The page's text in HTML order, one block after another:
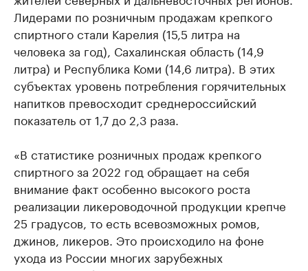
Лидерами по розничным продажам крепкого
спиртного стали Карелия (15,5 литра на
человека за год), Сахалинская область (14,9
литра) и Республика Коми (14,6 литра). В этих
субъектах уровень потребления горячительных
напитков превосходит среднероссийский
показатель от 1,7 до 2,3 раза.
«В статистике розничных продаж крепкого
спиртного за 2022 год обращает на себя
внимание факт особенно высокого роста
реализации ликероводочной продукции крепче
25 градусов, то есть всевозможных ромов,
джинов, ликеров. Это происходило на фоне
ухода из России многих зарубежных